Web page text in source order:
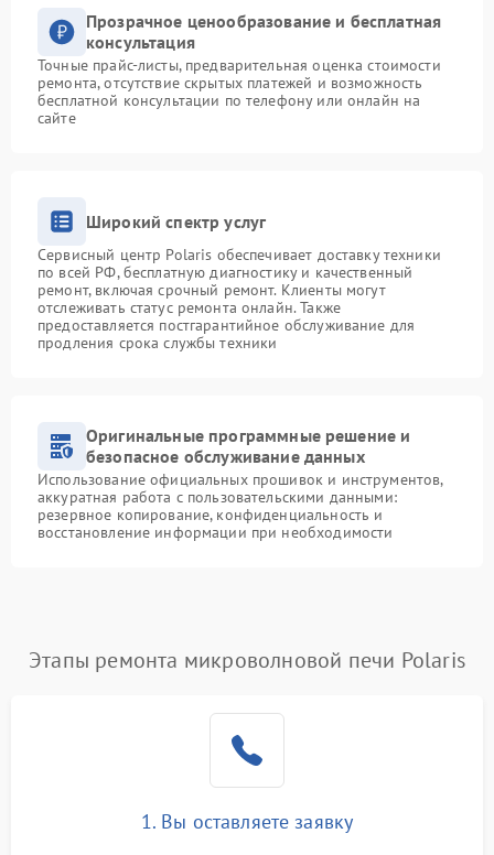
Прозрачное ценообразование и бесплатная
консультация
Точные прайс-листы, предварительная оценка стоимости
ремонта, отсутствие скрытых платежей и возможность
бесплатной консультации по телефону или онлайн на
сайте
Широкий спектр услуг
Сервисный центр Polaris обеспечивает доставку техники
по всей РФ, бесплатную диагностику и качественный
ремонт, включая срочный ремонт. Клиенты могут
отслеживать статус ремонта онлайн. Также
предоставляется постгарантийное обслуживание для
продления срока службы техники
Оригинальные программные решение и
безопасное обслуживание данных
Использование официальных прошивок и инструментов,
аккуратная работа с пользовательскими данными:
резервное копирование, конфиденциальность и
восстановление информации при необходимости
Этапы ремонта микроволновой печи Polaris
1. Вы оставляете заявку